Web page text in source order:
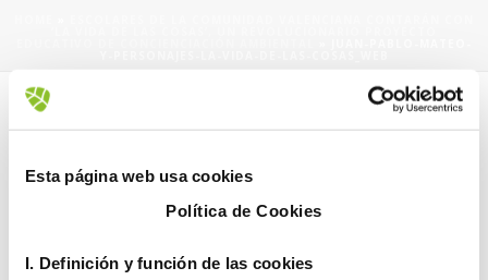
Esta página web usa cookies
Política de Cookies
I. Definición y función de las cookies
16 abril, 2019